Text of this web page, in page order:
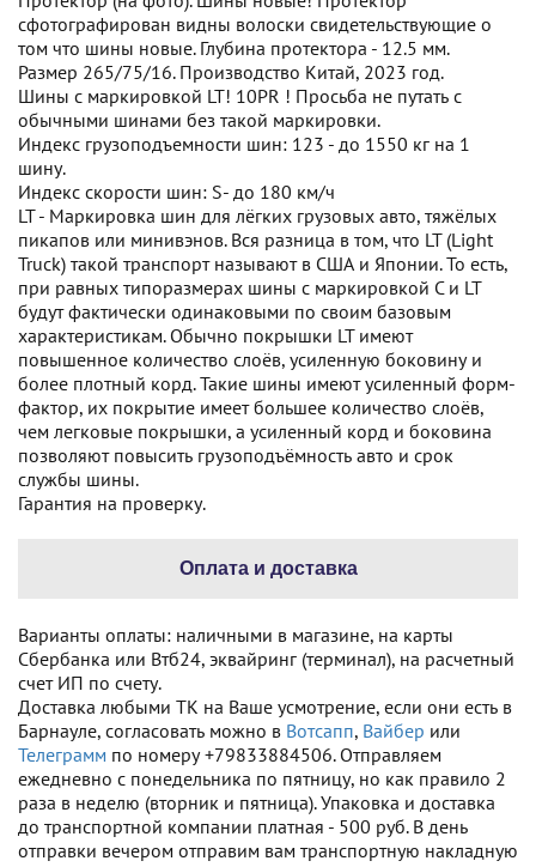
сфотографирован видны волоски свидетельствующие о
том что шины новые. Глубина протектора - 12.5 мм.
Размер 265/75/16. Производство Китай, 2023 год.
Шины с маркировкой LT! 10PR ! Просьба не путать с
обычными шинами без такой маркировки.
Индекс грузоподъемности шин: 123 - до 1550 кг на 1
шину.
Индекс скорости шин: S- до 180 км/ч
LT - Маркировка шин для лёгких грузовых авто, тяжёлых
пикапов или минивэнов. Вся разница в том, что LT (Light
Truck) такой транспорт называют в США и Японии. То есть,
при равных типоразмерах шины с маркировкой C и LT
будут фактически одинаковыми по своим базовым
характеристикам. Обычно покрышки LT имеют
повышенное количество слоёв, усиленную боковину и
более плотный корд. Такие шины имеют усиленный форм-
фактор, их покрытие имеет большее количество слоёв,
чем легковые покрышки, а усиленный корд и боковина
позволяют повысить грузоподъёмность авто и срок
службы шины.
Гарантия на проверку.
Оплата и доставка
Варианты оплаты: наличными в магазине, на карты
Сбербанка или Втб24, эквайринг (терминал), на расчетный
счет ИП по счету.
Доставка любыми ТК на Ваше усмотрение, если они есть в
Барнауле, согласовать можно в Вотсапп, Вайбер или
Телеграмм по номеру +79833884506. Отправляем
ежедневно с понедельника по пятницу, но как правило 2
раза в неделю (вторник и пятница). Упаковка и доставка
до транспортной компании платная - 500 руб. В день
отправки вечером отправим вам транспортную накладную